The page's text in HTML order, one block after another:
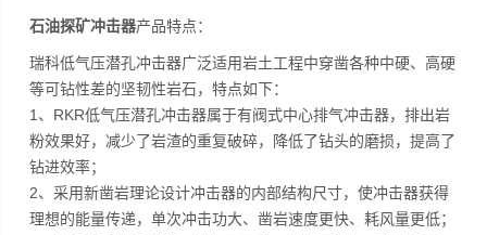
石油探矿冲击器产品特点：
瑞科低气压潜孔冲击器广泛适用岩土工程中穿凿各种中硬、高硬
等可钻性差的坚韧性岩石，特点如下：
1、RKR低气压潜孔冲击器属于有阀式中心排气冲击器，排出岩
粉效果好，减少了岩渣的重复破碎，降低了钻头的磨损，提高了
钻进效率；
2、采用新凿岩理论设计冲击器的内部结构尺寸，使冲击器获得
理想的能量传递，单次冲击功大、凿岩速度更快、耗风量更低；